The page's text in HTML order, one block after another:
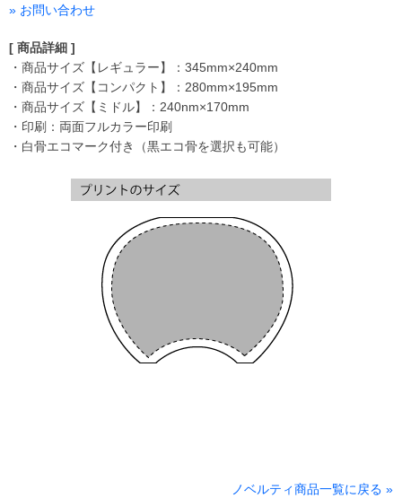
» お問い合わせ
[ 商品詳細 ]
・商品サイズ【レギュラー】：345mm×240mm
・商品サイズ【コンパクト】：280mm×195mm
・商品サイズ【ミドル】：240nm×170mm
・印刷：両面フルカラー印刷
・白骨エコマーク付き（黒エコ骨を選択も可能）
ノベルティ商品一覧に戻る »